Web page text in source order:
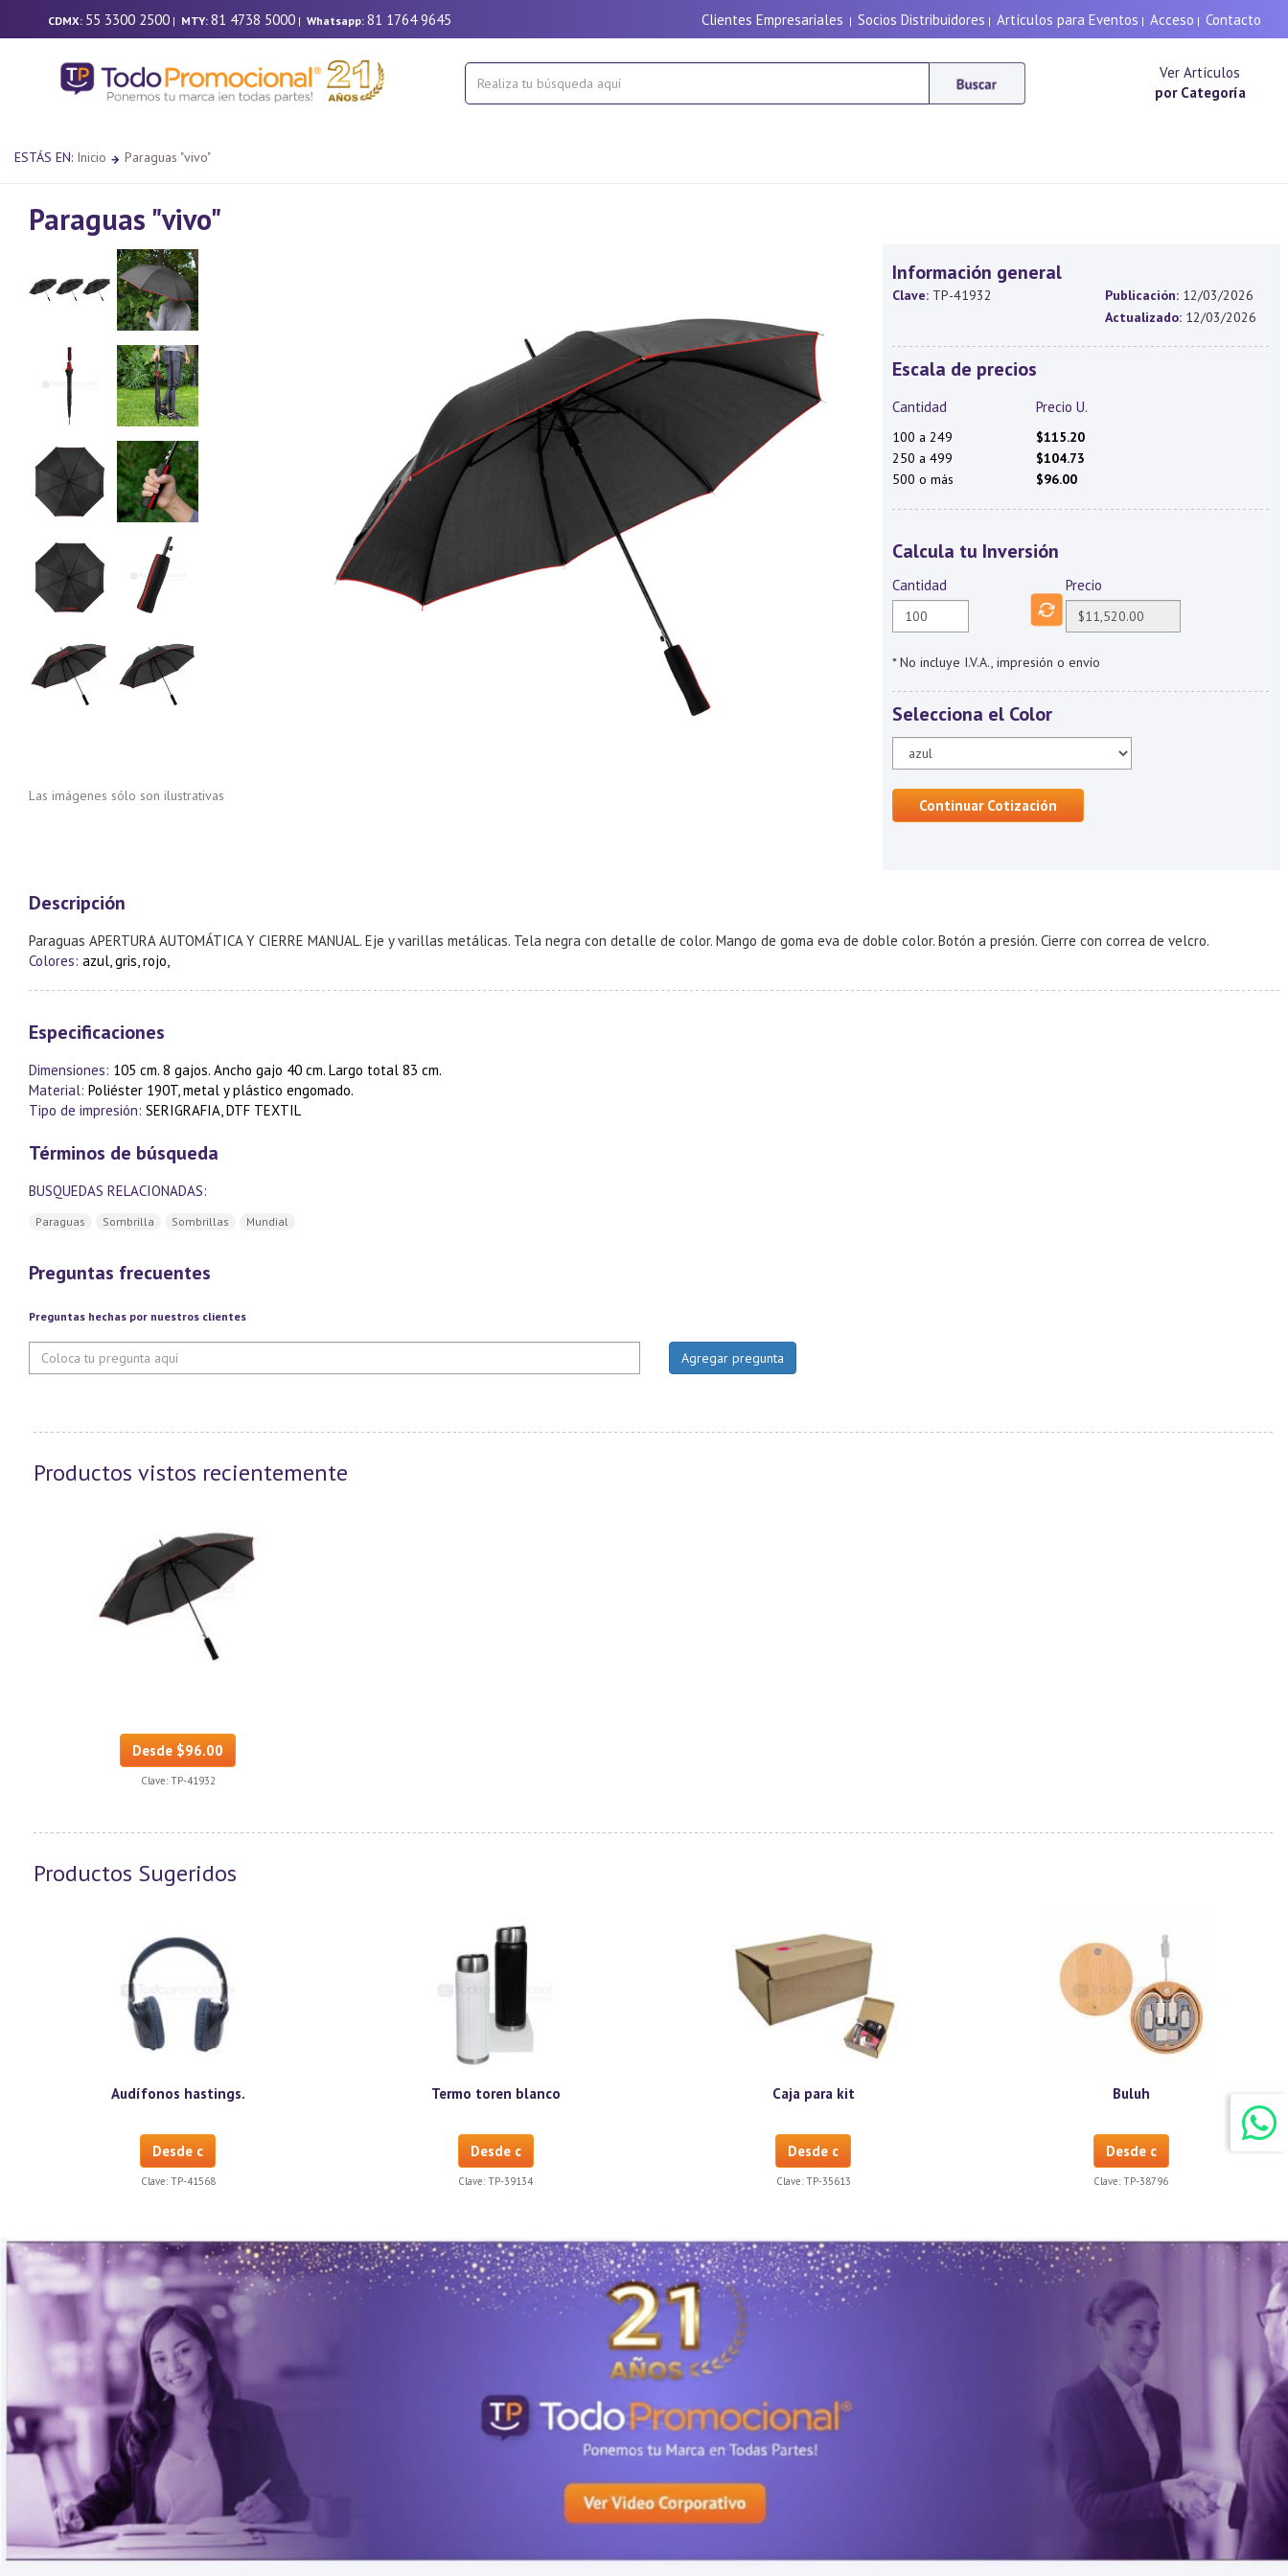
CDMX: 55 3300 2500 | MTY: 81 4738 5000 | Whatsapp: 81 1764 9645 Clientes Empresariales | Socios Distribuidores | Artículos para Eventos | Acceso | Contacto
Ver Artículos
por Categoría
ESTÁS EN: Inicio Paraguas "vivo"
Paraguas "vivo"
Las imágenes sólo son ilustrativas
Información general
Clave: TP-41932 Publicación: 12/03/2026
Actualizado: 12/03/2026
Escala de precios
Cantidad Precio U.
100 a 249
$115.20
250 a 499
$104.73
500 o más
$96.00
Calcula tu Inversión
Cantidad Precio
* No incluye I.V.A., impresión o envío
Selecciona el Color
Continuar Cotización
Descripción
Paraguas APERTURA AUTOMÁTICA Y CIERRE MANUAL. Eje y varillas metálicas. Tela negra con detalle de color. Mango de goma eva de doble color. Botón a presión. Cierre con correa de velcro.
Colores: azul, gris, rojo,
Especificaciones
Dimensiones: 105 cm. 8 gajos. Ancho gajo 40 cm. Largo total 83 cm.
Material: Poliéster 190T, metal y plástico engomado.
Tipo de impresión: SERIGRAFIA, DTF TEXTIL
Términos de búsqueda
BUSQUEDAS RELACIONADAS:
Paraguas Sombrilla Sombrillas Mundial
Preguntas frecuentes
Preguntas hechas por nuestros clientes
Productos vistos recientemente
Desde $96.00
Clave: TP-41932
Productos Sugeridos
Audífonos hastings.
Desde c
Clave: TP-41568
Termo toren blanco
Desde c
Clave:TP-39134
Caja para kit
Desde c
Clave: TP-35613
Buluh
Desde c
Clave:TP-38796